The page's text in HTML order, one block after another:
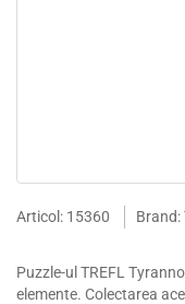
Articol: 15360 Brand:
Puzzle-ul TREFL
elemente. Colectarea